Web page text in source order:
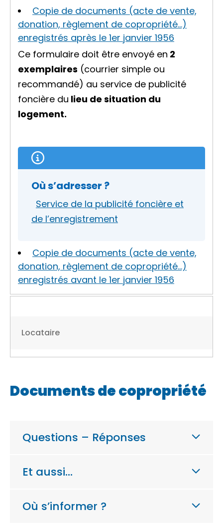
Copie de documents (acte de vente,
donation, règlement de copropriété…)
enregistrés après le 1er janvier 1956
Ce formulaire doit être envoyé en 2
exemplaires (courrier simple ou
recommandé) au service de publicité
foncière du lieu de situation du
logement.
Où s’adresser ?
Service de la publicité foncière et
de l’enregistrement
Copie de documents (acte de vente,
donation, règlement de copropriété…)
enregistrés avant le 1er janvier 1956
Locataire
Documents de copropriété
Questions – Réponses
Et aussi…
Où s’informer ?